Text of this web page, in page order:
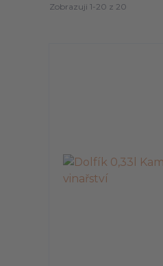
Zobrazuji 1-20 z 20